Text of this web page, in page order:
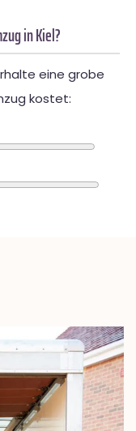
in Kiel?
eine grobe
kostet: